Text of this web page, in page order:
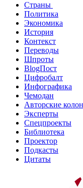
Страны
Политика
Экономика
История
Контекст
Переводы
Шпроты
BlogПост
Цифробалт
Инфографика
Чемодан
Авторские
Эксперты
Спецпроекты
Библиотека
Проектор
Подкасты
Цитаты